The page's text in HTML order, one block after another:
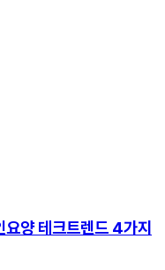
양 테크트렌드 4가지